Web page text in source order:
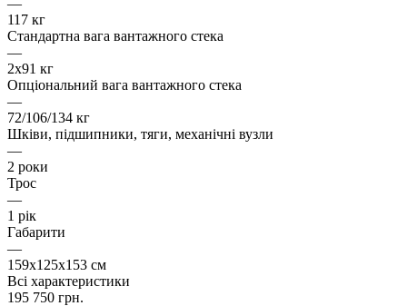
117 кг
Стандартна вага вантажного стека
—
2х91 кг
Опціональний вага вантажного стека
—
72/106/134 кг
Шківи, підшипники, тяги, механічні вузли
—
2 роки
Трос
—
1 рік
Габарити
—
159х125х153 см
Всі характеристики
195 750 грн.